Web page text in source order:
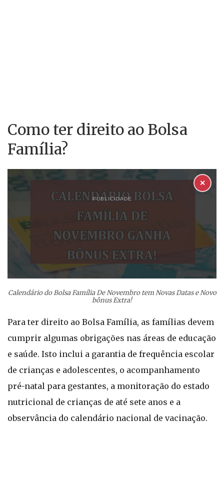
Como ter direito ao Bolsa
Família?
PUBLICIDADE
✕
Calendário do Bolsa Família De Novembro tem Novas Datas e Novo
bônus Extra!
Para ter direito ao Bolsa Família, as famílias devem
cumprir algumas obrigações nas áreas de educação
e saúde. Isto inclui a garantia de frequência escolar
de crianças e adolescentes, o acompanhamento
pré-natal para gestantes, a monitoração do estado
nutricional de crianças de até sete anos e a
observância do calendário nacional de vacinação.